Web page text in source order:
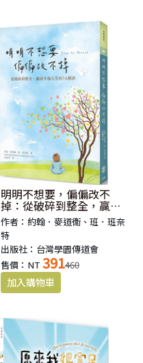
明明不想要，偏偏改不
掉：從破碎到整全，贏回
幸福人生的7A秘訣
作者：約翰．麥道衛、班．班奈
特
出版社：台灣學園傳道會
售價：NT 391460